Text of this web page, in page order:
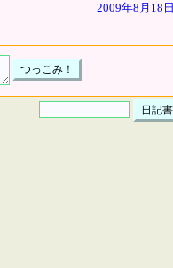
2009年8月18日